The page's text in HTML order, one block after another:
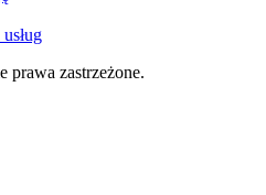
prawa zastrzeżone.